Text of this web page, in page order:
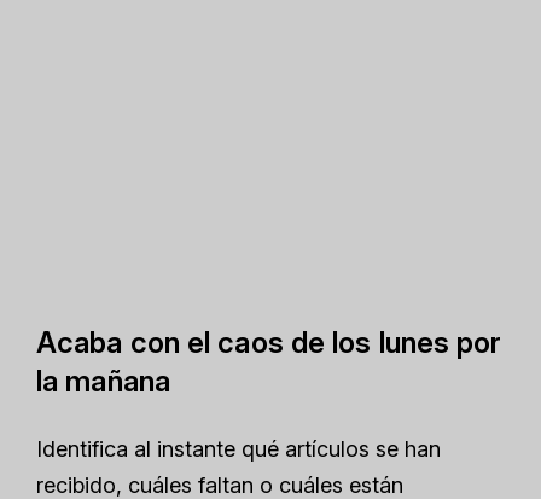
Acaba con el caos de los lunes por
la mañana
Identifica al instante qué artículos se han
recibido, cuáles faltan o cuáles están